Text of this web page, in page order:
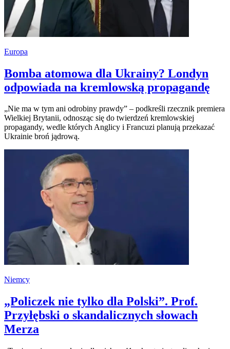
Europa
Bomba atomowa dla Ukrainy? Londyn
odpowiada na kremlowską propagandę
„Nie ma w tym ani odrobiny prawdy” – podkreśli rzecznik premiera
Wielkiej Brytanii, odnosząc się do twierdzeń kremlowskiej
propagandy, wedle których Anglicy i Francuzi planują przekazać
Ukrainie broń jądrową.
Niemcy
„Policzek nie tylko dla Polski”. Prof.
Przyłębski o skandalicznych słowach
Merza